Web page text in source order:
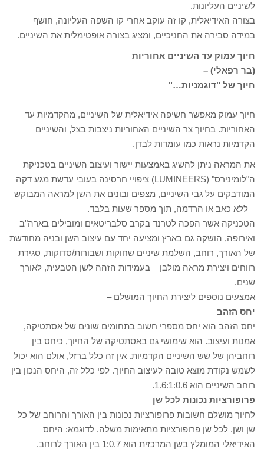
לשיניים העליונות.
בצורה האידיאלית, קו זה עוקב אחרי קו השפה העליונה, חושף
במידה סבירה את החניכיים, ומציג בצורה אופטימלית את השיניים.
חיוך עמוק עד השיניים אחוריות
(בר רפאלי) –
חיוך של "דוגמניות…"
חיוך עמוק מאפשר חשיפה אידיאלית של השיניים, מהקדמיות עד
האחוריות. בחיוך צר השיניים האחוריות ניצבות בצל, והשיניים
הקדמיות נראות כמו עומדות לבדן.
את המראה ניתן להשיג באמצעות יישור ועיצוב השיניים בטכניקת
ה"לומינירס" (LUMINEERS) ציפויי חרסינה בעובי עדשת מגע דקה
המודבקים על גבי השיניים, מצפים ובונים את השן למראה המבוקש
– ללא כאב או הרדמה, תוך מספר שעות בלבד.
הטכניקה אשר הפכה לטרנד בקרב סלבריטאים ומובילים בארה"ב
ואירופה, הושקה גם בארץ ומציעה יחד עם עיצוב השן ובניה מחודשת
של האורך, רוחב, השלמת שיניים שחוקות ושבורות/סדוקות, סגירת
רווחים ויצירת מראה מולבן – בעמידות הזהה לשן הטבעית, לאורך
שנים.
אמצעים נוספים ליצירת החיוך המושלם –
יחס הזהב
יחס הזהב הוא יחס מספרי חשוב בתחומים שונים של אסתטיקה,
אמנות ועיצוב. הוא שימושי גם באסתטיקה של החיוך, כיחס בין
רוחביהן של שש השיניים הקדמיות. אין זה כלל ברזל, אולם הוא יכול
לשמש נקודת מוצא טובה לעיצוב החיוך. לפי כלל זה, היחס הנכון בין
רוחב השיניים הוא 1.6:1:0.6.
פרופורציות נכונות לכל שן
לחיוך מושלם חשובות פרופורציות נכונות בין האורך והרוחב של כל
שן ושן. לכל שן פרופורציות מתאימות משלה. לדוגמא: היחס
האידיאלי המומלץ בשן המרכזית הוא 1:0.7 בין האורך לרוחב.